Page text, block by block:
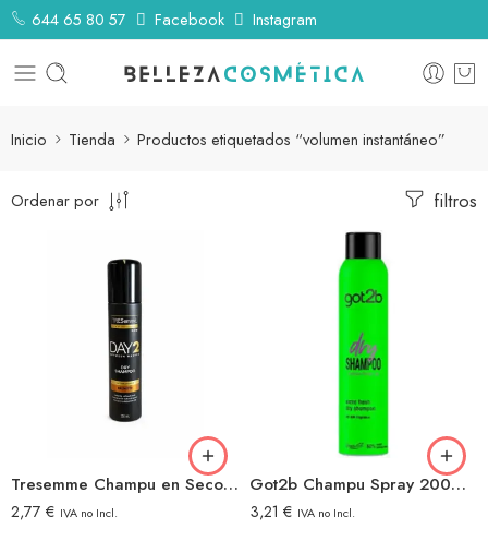
644 65 80 57 Facebook Instagram
Inicio Tienda Productos etiquetados “volumen instantáneo”
filtros
Ordenar por
Tresemme Champu en Seco 250ml
2,77 € IVA no Incl.
Got2b Champu Spray 200ml en Seco Fresh
3,21 € IVA no Incl.